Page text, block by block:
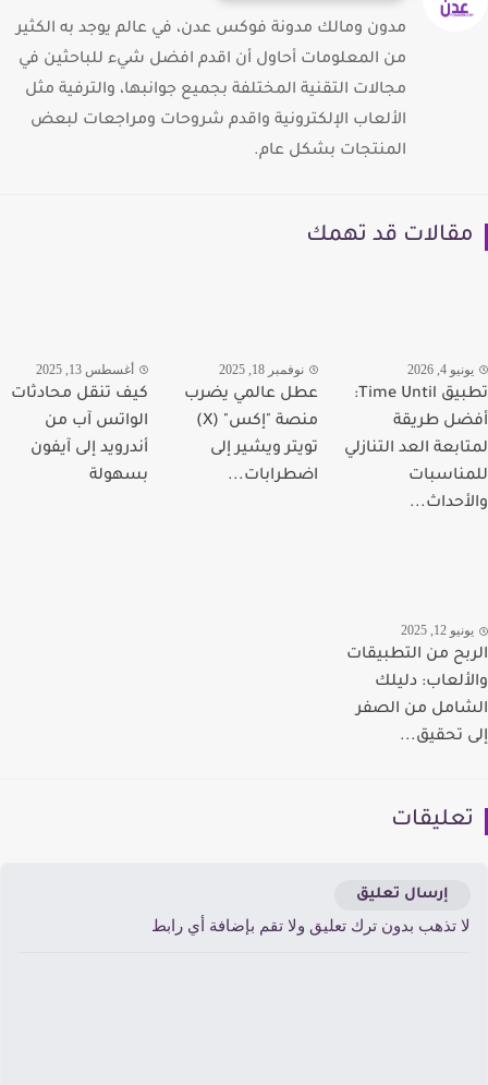
مدون ومالك مدونة فوكس عدن، في عالم يوجد به الكثير
من المعلومات أحاول أن اقدم افضل شيء للباحثين في
مجالات التقنية المختلفة بجميع جوانبها، والترفية مثل
الألعاب الإلكترونية واقدم شروحات ومراجعات لبعض
المنتجات بشكل عام.
قد تهمك
4, 2026
تطبيق Time Until:
طريقة
العد التنازلي
نوفمبر 18, 2025
عطل عالمي يضرب
منصة "إكس" (X)
تويتر ويشير إلى
اضطرابات...
أغسطس 13, 2025
كيف تنقل محادثات
الواتس آب من
أندرويد إلى آيفون
بسهولة
12, 2025
من التطبيقات
دليلك
من الصفر
تحقيق...
إرسال تعليق
تذهب بدون ترك تعليق ولا تقم بإضافة أي رابط